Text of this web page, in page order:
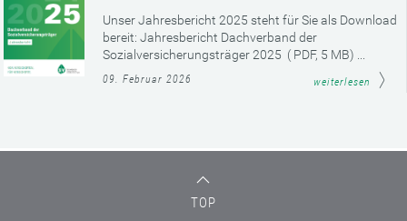
Unser Jahresbericht 2025 steht für Sie als Download
bereit: Jahresbericht Dachverband der
Sozialversicherungsträger 2025 ( PDF, 5 MB) ...
09. Februar 2026 weiterlesen
TOP